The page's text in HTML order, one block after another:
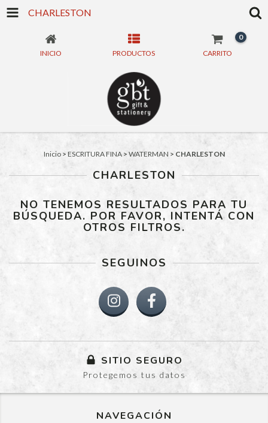
CHARLESTON
INICIO PRODUCTOS CARRITO
0
Inicio > ESCRITURA FINA > WATERMAN > CHARLESTON
CHARLESTON
NO TENEMOS RESULTADOS PARA TU
BÚSQUEDA. POR FAVOR, INTENTÁ CON
OTROS FILTROS.
SEGUINOS
SITIO SEGURO
Protegemos tus datos
NAVEGACIÓN